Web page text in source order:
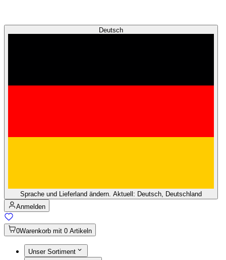
Deutsch
Sprache und Lieferland ändern. Aktuell: Deutsch, Deutschland
Anmelden
0Warenkorb mit 0 Artikeln
Unser Sortiment